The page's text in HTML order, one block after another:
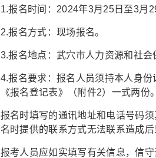
1.报名时间：2024年3月25日至3月
2.报名方式：现场报名。
3.报名地点：武穴市人力资源和社会
4.报名要求：报名人员须持本人身
《报名登记表》（附件2）一式两份。
报名时填写的通讯地址和电话号码
名时提供的联系方式无法联系造成后
报考人员应如实填写有关信息，信